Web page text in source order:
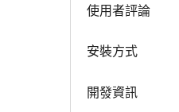
使用者評論
安裝方式
開發資訊